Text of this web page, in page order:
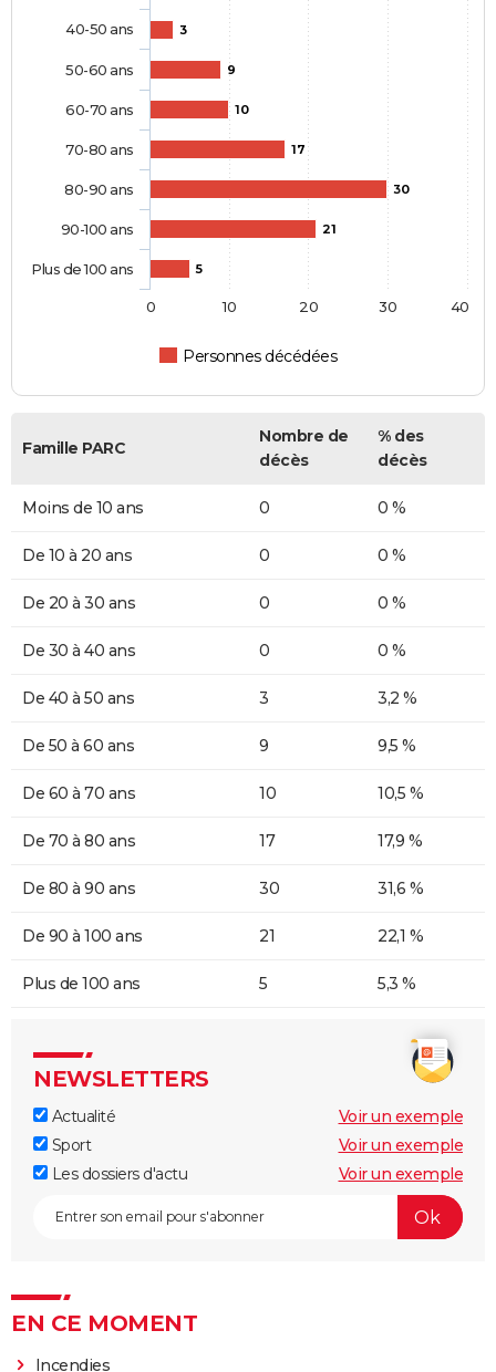
3
9
10
17
30
21
5
Personnes décédées
40-50 ans
50-60 ans
60-70 ans
70-80 ans
80-90 ans
90-100 ans
Plus de 100 ans
0 10 20 30 40
Famille PARC
Nombre de
décès
% des
décès
Moins de 10 ans 0 0 %
De 10 à 20 ans 0 0 %
De 20 à 30 ans 0 0 %
De 30 à 40 ans 0 0 %
De 40 à 50 ans 3 3,2 %
De 50 à 60 ans 9 9,5 %
De 60 à 70 ans 10 10,5 %
De 70 à 80 ans 17 17,9 %
De 80 à 90 ans 30 31,6 %
De 90 à 100 ans 21 22,1 %
Plus de 100 ans 5 5,3 %
NEWSLETTERS
Actualité
Voir un exemple
Sport
Voir un exemple
Les dossiers d'actu
Voir un exemple
EN CE MOMENT
Incendies